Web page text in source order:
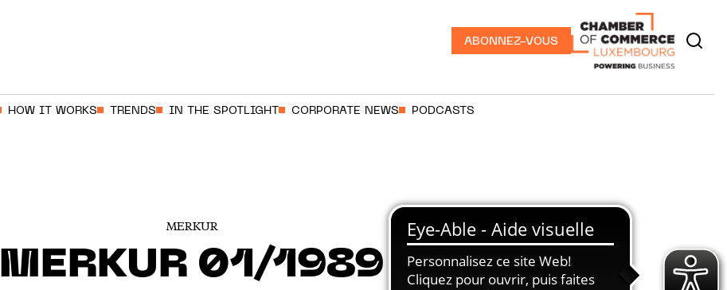
ABONNEZ-VOUS
HOW IT WORKS TRENDS IN THE SPOTLIGHT CORPORATE NEWS PODCASTS
MERKUR
MERKUR 01/1989